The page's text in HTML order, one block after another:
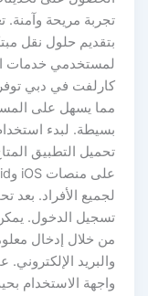
تجربة مريحة
بتقديم حلول نقل
لمستخدمي خدمات
كارلفت في دبي توفر
مما يسهل على
بسيطة. لبدء
تحميل التطبيق
لجميع الأفراد. بعد
تسجيل الدخول.
من خلال إدخال
والبريد
واجهة الاستخدام